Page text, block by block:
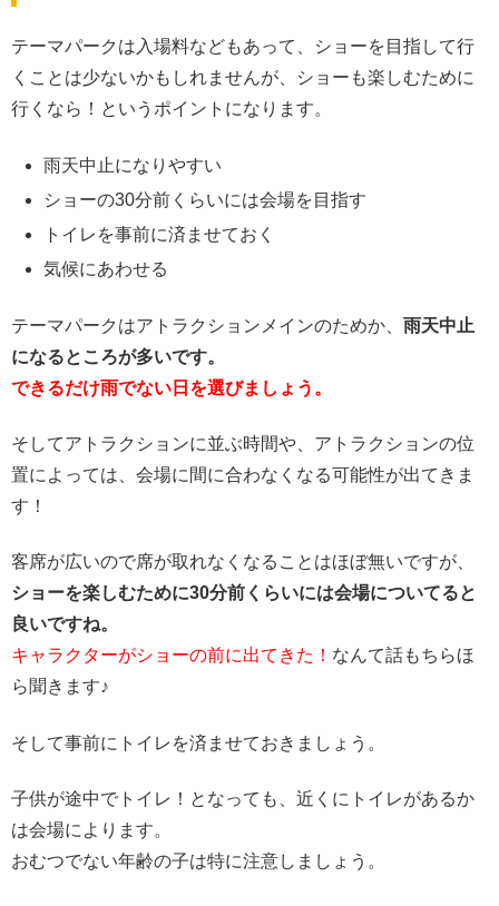
テーマパークは入場料などもあって、ショーを目指して行
くことは少ないかもしれませんが、ショーも楽しむために
行くなら！というポイントになります。
雨天中止になりやすい
ショーの30分前くらいには会場を目指す
トイレを事前に済ませておく
気候にあわせる
テーマパークはアトラクションメインのためか、 雨天中止
になるところが多いです。
できるだけ雨でない日を選びましょう。
そしてアトラクションに並ぶ時間や、アトラクションの位
置によっては、会場に間に合わなくなる可能性が出てきま
す！
客席が広いので席が取れなくなることはほぼ無いですが、
ショーを楽しむために30分前くらいには会場についてると
良いですね。
キャラクターがショーの前に出てきた！ なんて話もちらほ
ら聞きます♪
そして事前にトイレを済ませておきましょう。
子供が途中でトイレ！となっても、近くにトイレがあるか
は会場によります。
おむつでない年齢の子は特に注意しましょう。